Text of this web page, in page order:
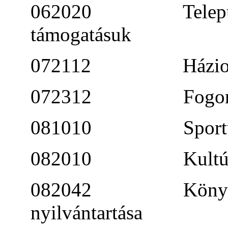
062020
támogatásuk
072112
072312
081010
082010 Kultúra
082042 Könyvtári
nyilvántartása